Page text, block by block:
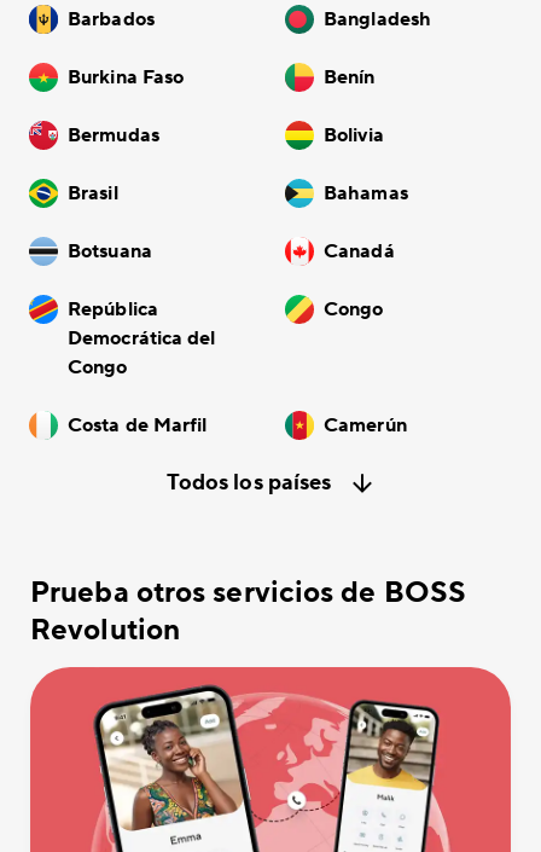
Barbados Bangladesh
Burkina Faso Benín
Bermudas Bolivia
Brasil Bahamas
Botsuana Canadá
República
Democrática del
Congo
Congo
Costa de Marfil Camerún
Todos los países
Prueba otros servicios de BOSS
Revolution